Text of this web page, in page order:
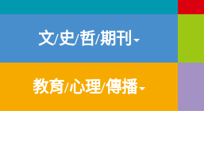
文/史/哲/期刊
教育/心理/傳播